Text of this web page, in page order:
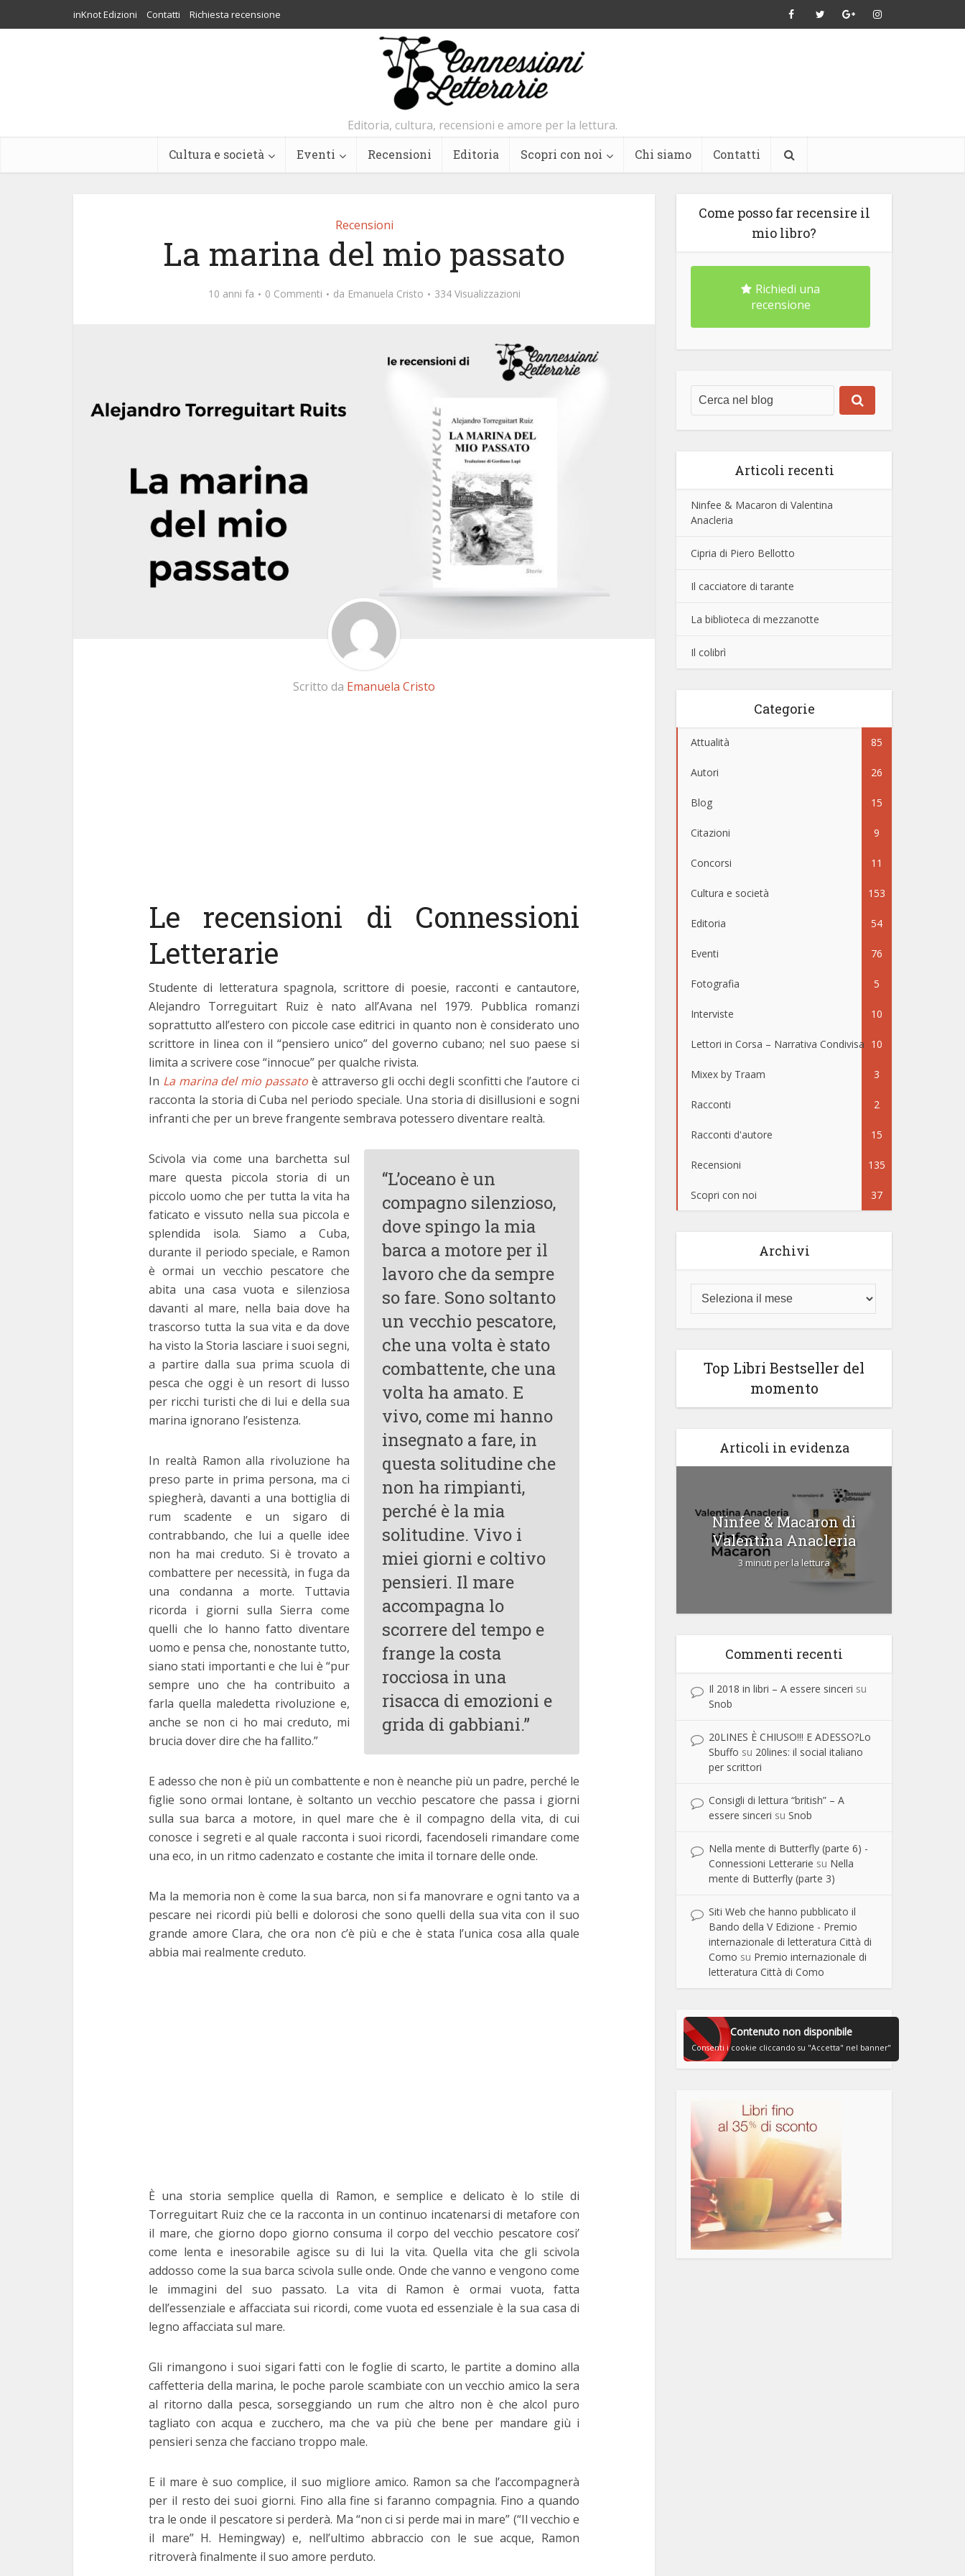
inKnot Edizioni Contatti Richiesta recensione
Editoria, cultura, recensioni e amore per la lettura.
Cultura e società Eventi Recensioni Editoria Scopri con noi Chi siamo Contatti
Recensioni
La marina del mio passato
10 anni fa 0 Commenti da Emanuela Cristo 334 Visualizzazioni
Scritto da Emanuela Cristo
Le recensioni di Connessioni
Letterarie
Studente di letteratura spagnola, scrittore di poesie, racconti e cantautore,
Alejandro Torreguitart Ruiz è nato all’Avana nel 1979. Pubblica romanzi
soprattutto all’estero con piccole case editrici in quanto non è considerato uno
scrittore in linea con il “pensiero unico” del governo cubano; nel suo paese si
limita a scrivere cose “innocue” per qualche rivista.
In La marina del mio passatoè attraverso gli occhi degli sconfitti che l’autore ci
racconta la storia di Cuba nel periodo speciale. Una storia di disillusioni e sogni
infranti che per un breve frangente sembrava potessero diventare realtà.
“L’oceano è un
compagno silenzioso,
dove spingo la mia
barca a motore per il
lavoro che da sempre
so fare. Sono soltanto
un vecchio pescatore,
che una volta è stato
combattente, che una
volta ha amato. E
vivo, come mi hanno
insegnato a fare, in
questa solitudine che
non ha rimpianti,
perché è la mia
solitudine. Vivo i
miei giorni e coltivo
pensieri. Il mare
accompagna lo
scorrere del tempo e
frange la costa
rocciosa in una
risacca di emozioni e
grida di gabbiani.”
Scivola via come una barchetta sul
mare questa piccola storia di un
piccolo uomo che per tutta la vita ha
faticato e vissuto nella sua piccola e
splendida isola. Siamo a Cuba,
durante il periodo speciale, e Ramon
è ormai un vecchio pescatore che
abita una casa vuota e silenziosa
davanti al mare, nella baia dove ha
trascorso tutta la sua vita e da dove
ha visto la Storia lasciare i suoi segni,
a partire dalla sua prima scuola di
pesca che oggi è un resort di lusso
per ricchi turisti che di lui e della sua
marina ignorano l’esistenza.
In realtà Ramon alla rivoluzione ha
preso parte in prima persona, ma ci
spiegherà, davanti a una bottiglia di
rum scadente e un sigaro di
contrabbando, che lui a quelle idee
non ha mai creduto. Si è trovato a
combattere per necessità, in fuga da
una condanna a morte. Tuttavia
ricorda i giorni sulla Sierra come
quelli che lo hanno fatto diventare
uomo e pensa che, nonostante tutto,
siano stati importanti e che lui è “pur
sempre uno che ha contribuito a
farla quella maledetta rivoluzione e,
anche se non ci ho mai creduto, mi
brucia dover dire che ha fallito.”
E adesso che non è più un combattente e non è neanche più un padre, perché le
figlie sono ormai lontane, è soltanto un vecchio pescatore che passa i giorni
sulla sua barca a motore, in quel mare che è il compagno della vita, di cui
conosce i segreti e al quale racconta i suoi ricordi, facendoseli rimandare come
una eco, in un ritmo cadenzato e costante che imita il tornare delle onde.
Ma la memoria non è come la sua barca, non si fa manovrare e ogni tanto va a
pescare nei ricordi più belli e dolorosi che sono quelli della sua vita con il suo
grande amore Clara, che ora non c’è più e che è stata l’unica cosa alla quale
abbia mai realmente creduto.
È una storia semplice quella di Ramon, e semplice e delicato è lo stile di
Torreguitart Ruiz che ce la racconta in un continuo incatenarsi di metafore con
il mare, che giorno dopo giorno consuma il corpo del vecchio pescatore cosi’
come lenta e inesorabile agisce su di lui la vita. Quella vita che gli scivola
addosso come la sua barca scivola sulle onde. Onde che vanno e vengono come
le immagini del suo passato. La vita di Ramon è ormai vuota, fatta
dell’essenziale e affacciata sui ricordi, come vuota ed essenziale è la sua casa di
legno affacciata sul mare.
Gli rimangono i suoi sigari fatti con le foglie di scarto, le partite a domino alla
caffetteria della marina, le poche parole scambiate con un vecchio amico la sera
al ritorno dalla pesca, sorseggiando un rum che altro non è che alcol puro
tagliato con acqua e zucchero, ma che va più che bene per mandare giù i
pensieri senza che facciano troppo male.
E il mare è suo complice, il suo migliore amico. Ramon sa che l’accompagnerà
per il resto dei suoi giorni. Fino alla fine si faranno compagnia. Fino a quando
tra le onde il pescatore si perderà. Ma “non ci si perde mai in mare” (“Il vecchio e
il mare” H. Hemingway) e, nell’ultimo abbraccio con le sue acque, Ramon
ritroverà finalmente il suo amore perduto.
Come posso far recensire il
mio libro?
Richiedi una
recensione
Articoli recenti
Ninfee & Macaron di Valentina
Anacleria
Cipria di Piero Bellotto
Il cacciatore di tarante
La biblioteca di mezzanotte
Il colibrì
Categorie
Attualità 85
Autori 26
Blog 15
Citazioni 9
Concorsi 11
Cultura e società 153
Editoria 54
Eventi 76
Fotografia 5
Interviste 10
Lettori in Corsa – Narrativa Condivisa 10
Mixex by Traam 3
Racconti 2
Racconti d'autore 15
Recensioni 135
Scopri con noi 37
Archivi
Top Libri Bestseller del
momento
Articoli in evidenza
Il colibrì
3 minuti per la lettura
Il piano dei conti
7 minuti per la lettura
Ninfee & Macaron di
Valentina Anacleria
3 minuti per la lettura
Commenti recenti
Il 2018 in libri – A essere sinceri su
Snob
20LINES È CHIUSO!!! E ADESSO?Lo
Sbuffo su 20lines: il social italiano
per scrittori
Consigli di lettura “british” – A
essere sinceri su Snob
Nella mente di Butterfly (parte 6) -
Connessioni Letterarie su Nella
mente di Butterfly (parte 3)
Siti Web che hanno pubblicato il
Bando della V Edizione - Premio
internazionale di letteratura Città di
Como su Premio internazionale di
letteratura Città di Como
Contenuto non disponibile
Consenti i cookie cliccando su "Accetta" nel banner"